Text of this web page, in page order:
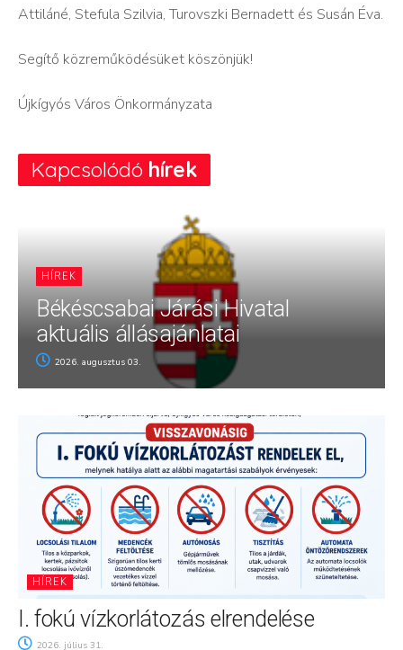
Attiláné, Stefula Szilvia, Turovszki Bernadett és Susán Éva.
Segítő közreműködésüket köszönjük!
Újkígyós Város Önkormányzata
Kapcsolódó hírek
HÍREK
Békéscsabai Járási Hivatal
aktuális állásajánlatai
2026. augusztus 03.
HÍREK
I. fokú vízkorlátozás elrendelése
2026. július 31.